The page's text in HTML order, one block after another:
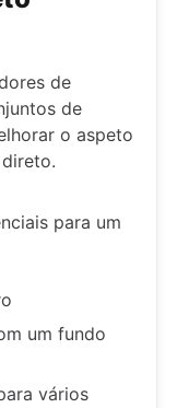
de
de
o aspeto
para um
um fundo
vários